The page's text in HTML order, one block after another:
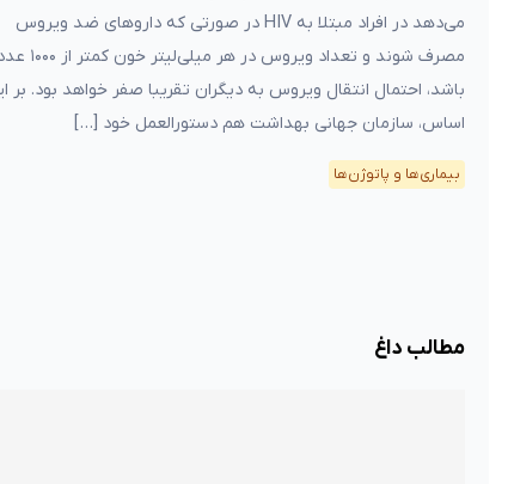
می‌دهد در افراد مبتلا به HIV در صورتی که داروهای ضد ویروس
مصرف شوند و تعداد ویروس‌ در هر میلی‌لیتر خون
باشد، احتمال انتقال ویروس به دیگران تقریبا صفر خواهد بود. بر
اساس، سازمان جهانی بهداشت هم دستورالعمل خود […]
بیماری‌ها و پاتوژن‌ها
مطالب داغ